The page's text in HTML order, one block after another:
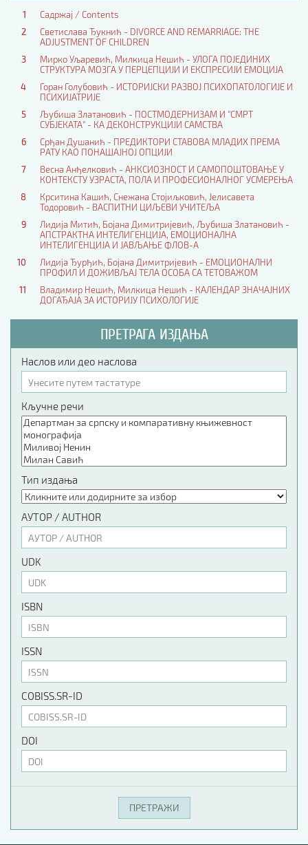
1
Садржај / Contents
2
Светислава Ђукнић - DIVORCE AND REMARRIAGE: THE
ADJUSTMENT OF CHILDREN
3
Мирко Уљаревић, Милкица Нешић - УЛОГА ПОЈЕДИНИХ
СТРУКТУРА МОЗГА У ПЕРЦЕПЦИЈИ И ЕКСПРЕСИЈИ ЕМОЦИЈА
4
Горан Голубовић - ИСТОРИЈСКИ РАЗВОЈ ПСИХОПАТОЛОГИЈЕ И
ПСИХИЈАТРИЈЕ
5
Љубиша Златановић - ПОСТМОДЕРНИЗАМ И "СМРТ
СУБЈЕКАТА" - КА ДЕКОНСТРУКЦИЈИ САМСТВА
6
Срђан Душанић - ПРЕДИКТОРИ СТАВОВА МЛАДИХ ПРЕМА
РАТУ КАО ПОНАШАЈНОЈ ОПЦИЈИ
7
Весна Анђелковић - АНКСИОЗНОСТ И САМОПОШТОВАЊЕ У
КОНТЕКСТУ УЗРАСТА, ПОЛА И ПРОФЕСИОНАЛНОГ УСМЕРЕЊА
8
Крситина Кашић, Снежана Стојиљковић, Јелисавета
Тодоровић - ВАСПИТНИ ЦИЉЕВИ УЧИТЕЉА
9
Лидија Митић, Бојана Димитријевић, Љубиша Златановић -
АПСТРАКТНА ИНТЕЛИГЕНЦИЈА, ЕМОЦИОНАЛНА
ИНТЕЛИГЕНЦИЈА И ЈАВЉАЊЕ ФЛОВ-А
10
Лидија Ђурђић, Бојана Димитријевић - ЕМОЦИОНАЛНИ
ПРОФИЛ И ДОЖИВЉАЈ ТЕЛА ОСОБА СА ТЕТОВАЖОМ
11
Владимир Нешић, Милкица Нешић - КАЛЕНДАР ЗНАЧАЈНИХ
ДОГАЂАЈА ЗА ИСТОРИЈУ ПСИХОЛОГИЈЕ
ПРЕТРАГА ИЗДАЊА
Наслов или део наслова
Кључне речи
Тип издања
АУТОР / AUTHOR
UDK
ISBN
ISSN
COBISS.SR-ID
DOI